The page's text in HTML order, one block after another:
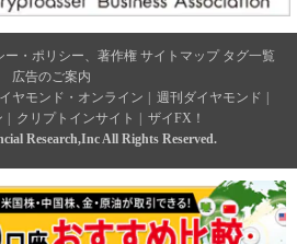
ー・ポリシー、著作権 サイトマップ タグ一覧
広告のご案内
ヤモンド・オンライン 週刊ダイヤモンド
クリプトインサイト
ザイFX！
Research,Inc All Rights Reserved.